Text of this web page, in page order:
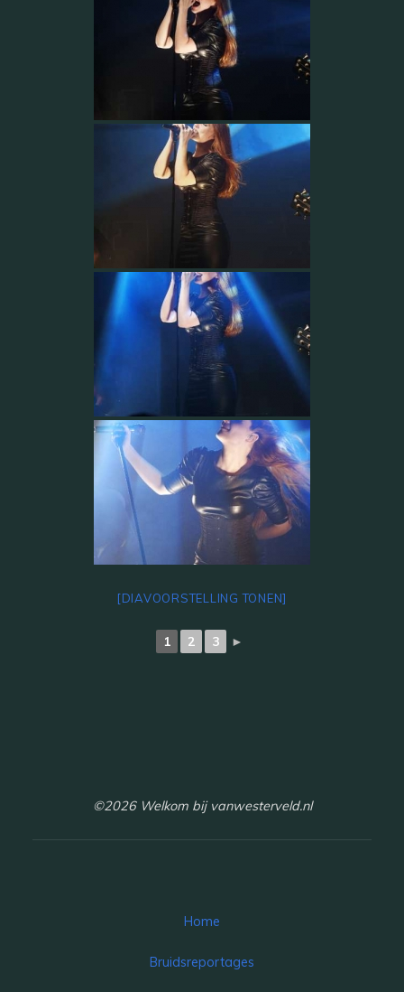
[DIAVOORSTELLING TONEN]
1 2 3 ►
©2026 Welkom bij vanwesterveld.nl
Home
Bruidsreportages